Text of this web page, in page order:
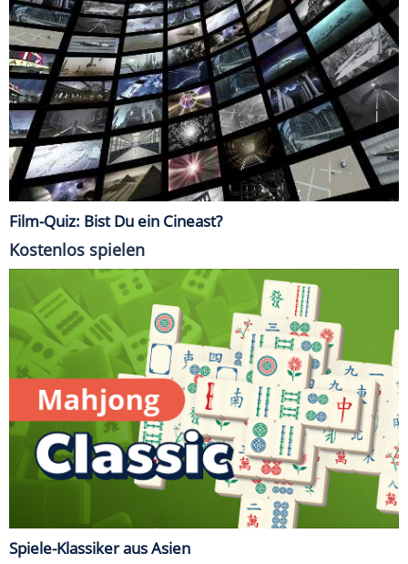
Film-Quiz: Bist Du ein Cineast?
Kostenlos spielen
Spiele-Klassiker aus Asien